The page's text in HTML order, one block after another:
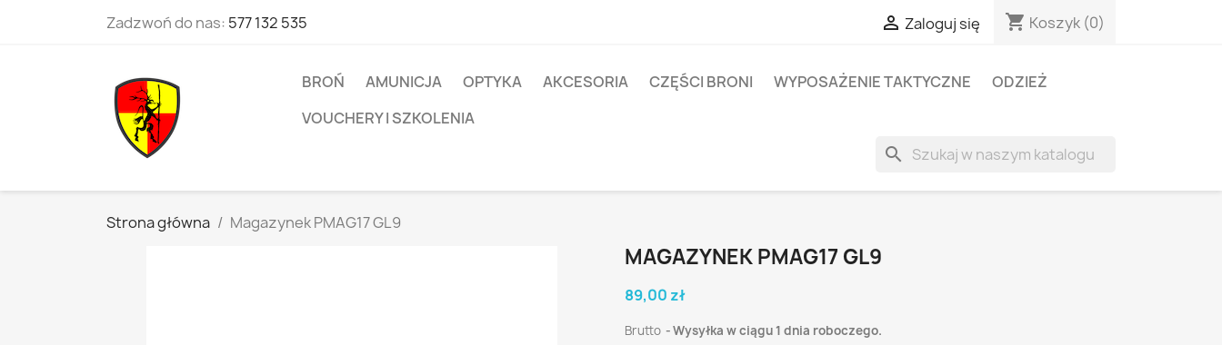
Zadzwoń do nas: 577 132 535  Zaloguj się shopping_cart Koszyk (0)
BROŃ AMUNICJA OPTYKA AKCESORIA CZĘŚCI BRONI WYPOSAŻENIE TAKTYCZNE
ODZIEŻ
VOUCHERY I SZKOLENIA
search
Strona główna Magazynek PMAG17 GL9
MAGAZYNEK PMAG17 GL9
89,00 zł
Brutto Wysyłka w ciągu 1 dnia roboczego.